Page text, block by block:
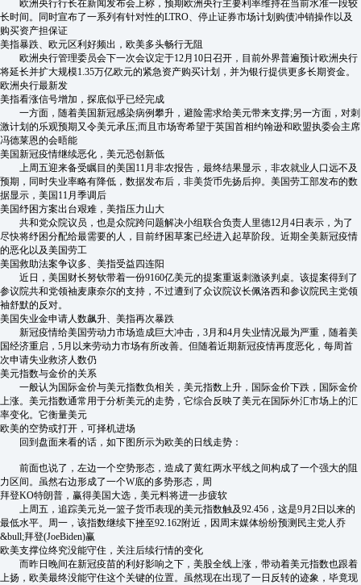
欧洲央行行长在新闻发布会上称，预期欧洲央行主要利率维持在当前水准一段较
长时间。同时宣布了一系列有针对性的LTRO、停止证券市场计划购债冲销操作以及
购买资产担保证
美指暴跌、欧元区利好频出，欧美多头畅行无阻
欧洲央行管理委员会下一次会议定于12月10日召开，目前外界普遍预计欧洲央行
将延长并扩大规模1.35万亿欧元的紧急资产购买计划，并为银行提供更多长期资金。
欧洲央行最新发
美指看涨信号增加，探底似乎已经完成
一方面，随着美国新冠感染病例攀升，避险需求给美元带来支撑;另一方面，对刺
激计划的乐观预期又令美元承压;而且市场寄希望于英国首相约翰逊和欧盟执委会主席
冯德莱恩的会晤能
美国新冠疫情继续恶化，美元恐创新低
上周五迎来备受瞩目的美国11月非农报告，最终结果显示，非农就业人口远不及
预期，同时失业率略有降低，数据发布后，非美货币先扬后抑。美国劳工部发布的数
据显示，美国11月季调后
美国纾困方案出台艰难，美指压力山大
共和党众院议员，也是众院跨问题解决小组联合负责人里德12月4日表示，为了
尽快将纾困分配给最需要的人，目前纾困草案已经进入起草阶段。近期全美新冠疫情
的恶化以及美国劳工
美国救助法案争议多、美指受益四连阳
近日，美国财长努钦带着一份9160亿美元的提案重返刺激谈判桌。该提案得到了
参议院共和党领袖麦康奈尔的支持，不过遭到了众议院议长佩洛西和参议院民主党领
袖舒默的反对。
美国失业金申请人数飙升、美指再次暴跌
新冠疫情给美国劳动力市场造成巨大冲击，3月和4月失业情况最为严重，随着美
国经济重启，5月以来劳动力市场有所改善。但随着近期新冠疫情再度恶化，每周首
次申请失业救济人数仍
美元指数与金价的关系
一般认为国际金价与美元指数负相关，美元指数上升，国际金价下跌，国际金价
上涨。美元指数通常用于分析美元的走势，它综合反映了美元在国际外汇市场上的汇
率变化。它衡量美元
欧美的空势或打开，可择机进场
回到盘面来看的话，如下图所示为欧美的日线走势：
前面也说了，左边一个空势形态，造成了黄红两水平线之间构成了一个强大的阻
力区间。虽然右边形成了一个W底的多势形态，周
拜登KO特朗普，赢得美国大选，美元料将进一步疲软
上周五，追踪美元兑一篮子货币表现的美元指数触及92.456，这是9月2日以来的
最低水平。周一，该指数继续下挫至92.162附近，因周末媒体纷纷预测民主党人乔
&bull;拜登(JoeBiden)赢
欧美支撑位终究没能守住，关注后续行情的变化
而昨日晚间在新冠疫苗的利好影响之下，美股全线上涨，带动着美元指数也跟着
上扬，欧美最终没能守住这个关键的位置。虽然现在出现了一日反转的迹象，毕竟现